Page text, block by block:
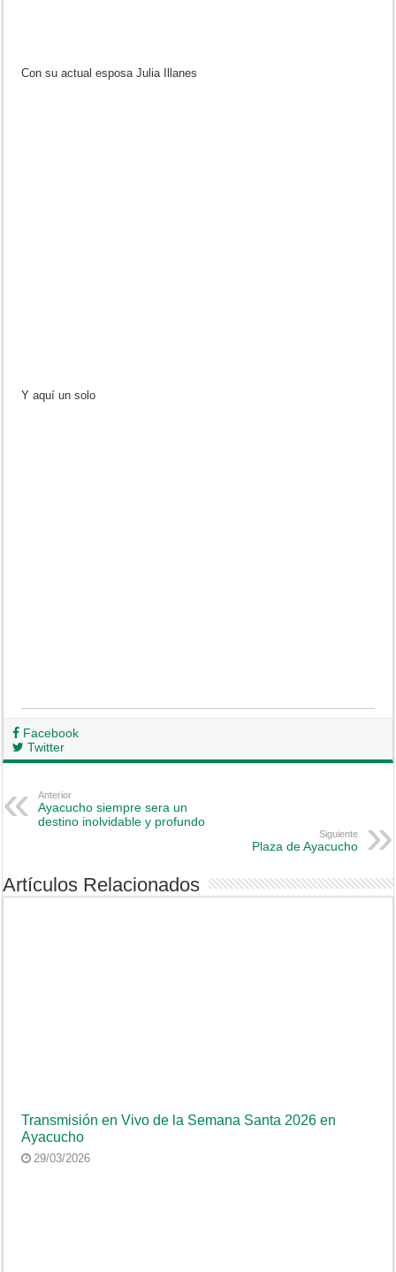
Con su actual esposa Julia Illanes
Y aquí un solo
Facebook
Twitter
Anterior
Ayacucho siempre sera un
destino inolvidable y profundo
Siguiente
Plaza de Ayacucho
Artículos Relacionados
Transmisión en Vivo de la Semana Santa 2026 en
Ayacucho
29/03/2026